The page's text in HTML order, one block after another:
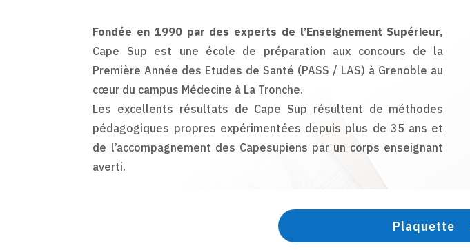
Fondée en 1990 par des experts de l’Enseignement Supérieur,
Cape Sup est une école de préparation aux concours de la
Première Année des Etudes de Santé (PASS / LAS) à Grenoble au
cœur du campus Médecine à La Tronche.
Les excellents résultats de Cape Sup résultent de méthodes
pédagogiques propres expérimentées depuis plus de 35 ans et
de l’accompagnement des Capesupiens par un corps enseignant
averti.
Plaquette